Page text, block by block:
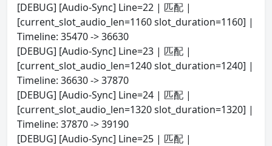
[DEBUG] [Audio-Sync] Line=22 | 匹配 |
[current_slot_audio_len=1160 slot_duration=1160] |
Timeline: 35470 -> 36630
[DEBUG] [Audio-Sync] Line=23 | 匹配 |
[current_slot_audio_len=1240 slot_duration=1240] |
Timeline: 36630 -> 37870
[DEBUG] [Audio-Sync] Line=24 | 匹配 |
[current_slot_audio_len=1320 slot_duration=1320] |
Timeline: 37870 -> 39190
[DEBUG] [Audio-Sync] Line=25 | 匹配 |